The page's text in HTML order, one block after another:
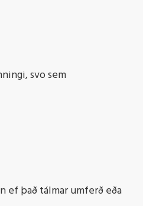
svo sem
ef það tálmar umferð eða